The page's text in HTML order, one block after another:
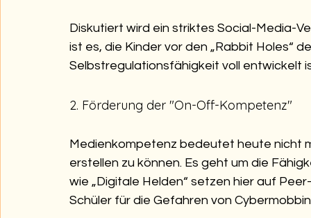
Diskutiert wird ein striktes Social-Media-
ist es, die Kinder vor den „Rabbit Holes“
Selbstregulationsfähigkeit voll entwickelt
2. Förderung der "On-Off-Kompetenz"
Medienkompetenz bedeutet heute nicht
erstellen zu können. Es geht um die
wie „Digitale Helden“ setzen hier auf
Schüler für die Gefahren von